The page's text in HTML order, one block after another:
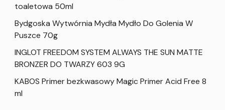
toaletowa 50ml
Bydgoska Wytwórnia Mydła Mydło Do Golenia W
Puszce 70g
INGLOT FREEDOM SYSTEM ALWAYS THE SUN MATTE
BRONZER DO TWARZY 603 9G
KABOS Primer bezkwasowy Magic Primer Acid Free 8
ml